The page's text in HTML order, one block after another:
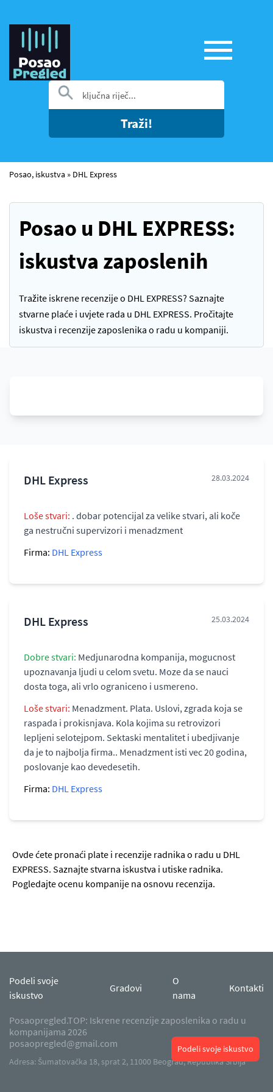
Traži!
Posao, iskustva » DHL Express
Posao u DHL EXPRESS:
iskustva zaposlenih
Tražite iskrene recenzije o DHL EXPRESS? Saznajte
stvarne plaće i uvjete rada u DHL EXPRESS. Pročitajte
iskustva i recenzije zaposlenika o radu u kompaniji.
DHL Express 28.03.2024
Loše stvari: . dobar potencijal za velike stvari, ali koče
ga nestručni supervizori i menadzment
Firma: DHL Express
DHL Express 25.03.2024
Dobre stvari: Medjunarodna kompanija, mogucnost
upoznavanja ljudi u celom svetu. Moze da se nauci
dosta toga, ali vrlo ograniceno i usmereno.
Loše stvari: Menadzment. Plata. Uslovi, zgrada koja se
raspada i prokisnjava. Kola kojima su retrovizori
lepljeni selotejpom. Sektaski mentalitet i ubedjivanje
da je to najbolja firma.. Menadzment isti vec 20 godina,
poslovanje kao devedesetih.
Firma: DHL Express
Ovde ćete pronaći plate i recenzije radnika o radu u DHL
EXPRESS. Saznajte stvarna iskustva i utiske radnika.
Pogledajte ocenu kompanije na osnovu recenzija.
Podeli svoje iskustvo
Podeli svoje
iskustvo
Gradovi
O
nama
Kontakti
Posaopregled.TOP: Iskrene recenzije zaposlenika o radu u
kompanijama 2026
posaopregled@gmail.com
Adresa: Šumatovačka 18, sprat 2, 11000 Beograd, Republika Srbija